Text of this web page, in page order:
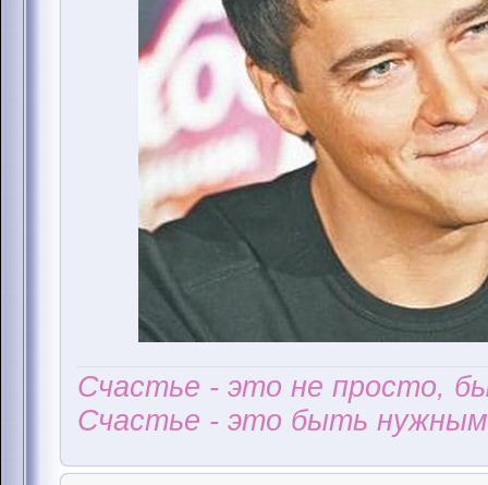
Счастье - это не просто,
Счастье - это быть